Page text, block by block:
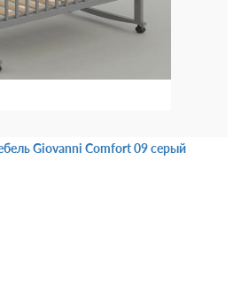
Giovanni Comfort 09 серый